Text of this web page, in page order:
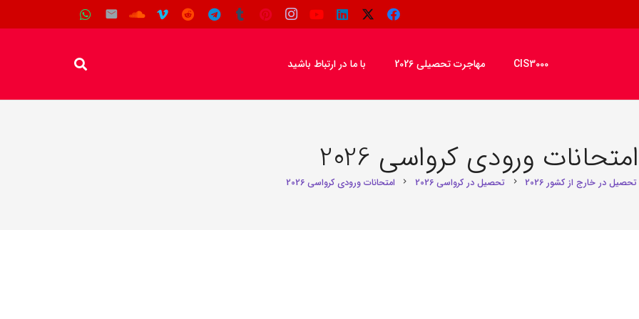
CIS3000 مهاجرت تحصیلی 2026 با ما در ارتباط باشید
امتحانات ورودی کرواسی 2026
تحصیل در خارج از کشور 2026 chevron_right تحصیل در کرواسی 2026 chevron_right امتحانات ورودی کرواسی 2026